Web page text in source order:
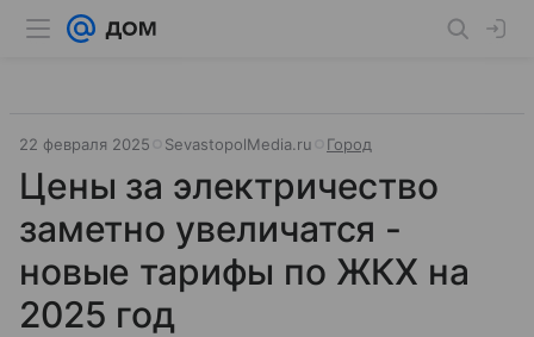
22 февраля 2025 SevastopolMedia.ru Город
Цены за электричество
заметно увеличатся -
новые тарифы по ЖКХ на
2025 год